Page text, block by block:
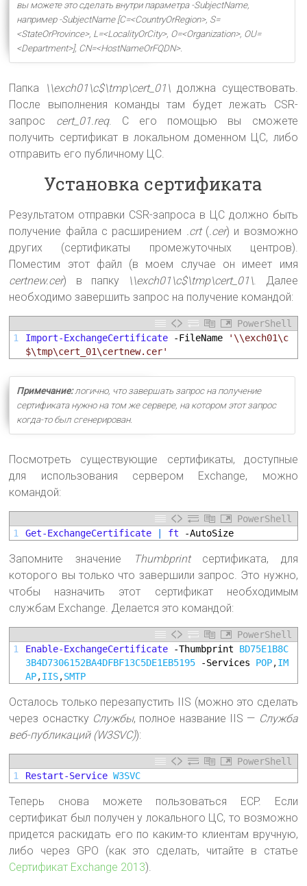
вы можете это сделать внутри параметра -SubjectName,
например -SubjectName [C=<CountryOrRegion>, S=
<StateOrProvince>, L=<LocalityOrCity>, O=<Organization>, OU=
<Department>], CN=<HostNameOrFQDN>.
Папка \\exch01\c$\tmp\cert_01\ должна существовать.
После выполнения команды там будет лежать CSR-
запрос cert_01.req. С его помощью вы сможете
получить сертификат в локальном доменном ЦС, либо
отправить его публичному ЦС.
Установка сертификата
Результатом отправки CSR-запроса в ЦС должно быть
получение файла с расширением .crt(.cer) и возможно
других (сертификаты промежуточных центров).
Поместим этот файл (в моем случае он имеет имя
certnew.cer) в папку \\exch01\c$\tmp\cert_01\. Далее
необходимо завершить запрос на получение командой:
PowerShell
1
Import-ExchangeCertificate -FileName
'\\exch01\c
$\tmp\cert_01\certnew.cer'
Примечание:логично, что завершать запрос на получение
сертификата нужно на том же сервере, на котором этот запрос
когда-то был сгенерирован.
Посмотреть существующие сертификаты, доступные
для использования сервером Exchange, можно
командой:
PowerShell
1
Get-ExchangeCertificate ft -AutoSize
Запомните значение Thumbprintсертификата, для
которого вы только что завершили запрос. Это нужно,
чтобы назначить этот сертификат необходимым
службам Exchange. Делается это командой:
PowerShell
1
Enable-ExchangeCertificate -Thumbprint
BD75E1B8C
3B4D7306152BA4DFBF13C5DE1EB5195
-Services POP,IM
AP,IIS,SMTP
Осталось только перезапустить IIS (можно это сделать
через оснастку Службы, полное название IIS — Служба
веб-публикаций (W3SVC)):
PowerShell
1
Restart-Service W3SVC
Теперь снова можете пользоваться ECP. Если
сертификат был получен у локального ЦС, то возможно
придется раскидать его по каким-то клиентам вручную,
либо через GPO (как это сделать, читайте в статье
Сертификат Exchange 2013).